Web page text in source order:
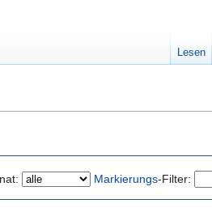
Markierungs-Filter:
Lesen